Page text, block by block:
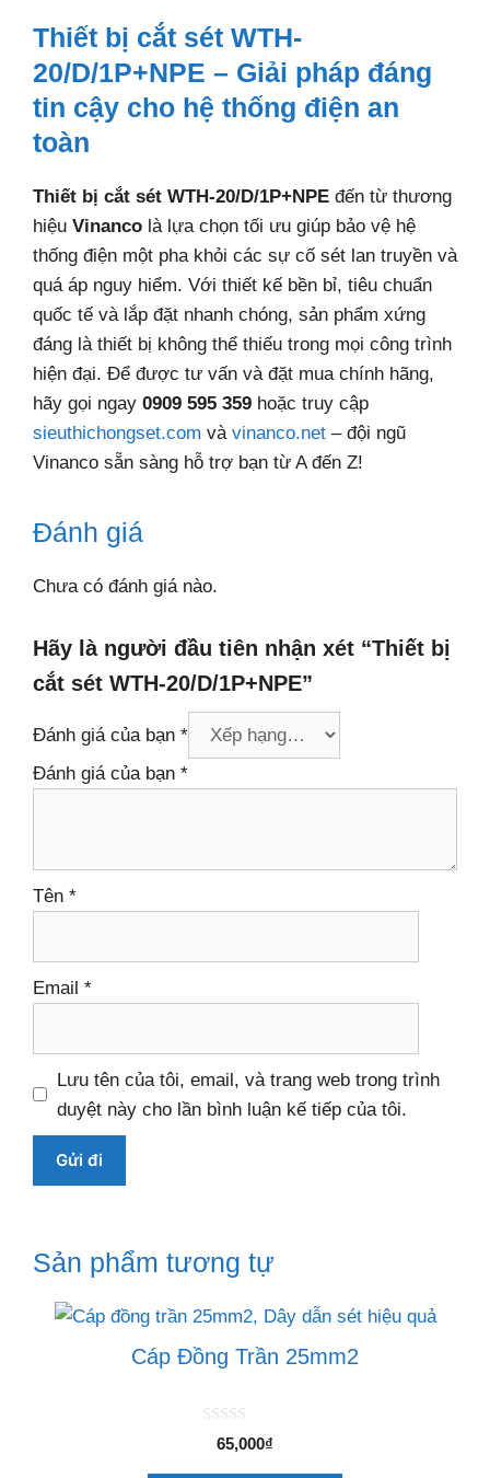
Thiết bị cắt sét WTH-
20/D/1P+NPE – Giải pháp đáng
tin cậy cho hệ thống điện an
toàn
Thiết bị cắt sét WTH-20/D/1P+NPE đến từ thương
hiệu Vinanco là lựa chọn tối ưu giúp bảo vệ hệ
thống điện một pha khỏi các sự cố sét lan truyền và
quá áp nguy hiểm. Với thiết kế bền bỉ, tiêu chuẩn
quốc tế và lắp đặt nhanh chóng, sản phẩm xứng
đáng là thiết bị không thể thiếu trong mọi công trình
hiện đại. Để được tư vấn và đặt mua chính hãng,
hãy gọi ngay 0909 595 359 hoặc truy cập
sieuthichongset.com và vinanco.net – đội ngũ
Vinanco sẵn sàng hỗ trợ bạn từ A đến Z!
Đánh giá
Chưa có đánh giá nào.
Hãy là người đầu tiên nhận xét “Thiết bị
cắt sét WTH-20/D/1P+NPE”
Đánh giá của bạn *
Đánh giá của bạn *
Tên *
Email *
Lưu tên của tôi, email, và trang web trong trình
duyệt này cho lần bình luận kế tiếp của tôi.
Sản phẩm tương tự
Cáp Đồng Trần 25mm2
65,000₫